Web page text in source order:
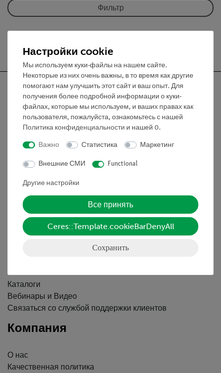
Фильтр
Nach oben
Информация
Контактное лицо
Декларация о конфиденциальности
Вводные данные
Обслуживание
Скачать
Каталоги
Вебинары и Видео
Связаться со службой поддержки клиентов
Компания
О нас
Качественная политика
Настройки cookie
Мы используем куки-файлы на нашем сайте.
Некоторые из них очень важны, в то время как другие
помогают нам улучшить этот сайт и ваш опыт. Для
получения более подробной информации о куки-
файлах, которые мы используем, и ваших правах как
пользователя, пожалуйста, ознакомьтесь с нашей
Политика конфиденциальности и нашей 0.
Важно Статистика Маркетинг
Внешние СМИ Functional
Другие настройки
Все принять
Ceres::Template.cookieBarDenyAll
Сохранить